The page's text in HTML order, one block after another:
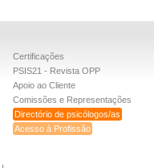
Certificações
PSIS21 - Revista OPP
Apoio ao Cliente
Comissões e Representações
Directório de psicólogos/as
Acesso à Profissão